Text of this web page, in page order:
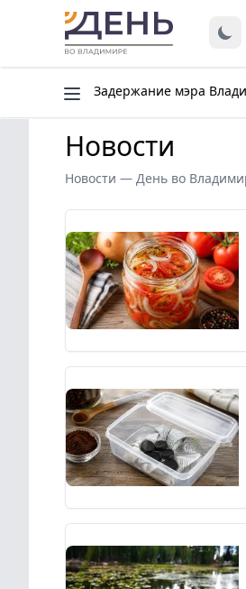
Задержание мэра
Новости
Новости — День во